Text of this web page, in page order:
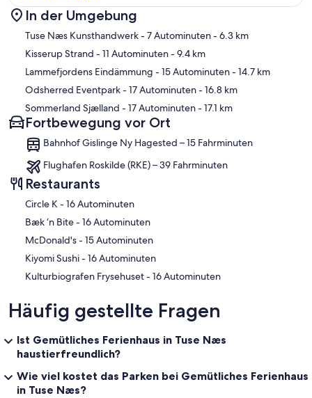
Karte
In der Umgebung
Tuse Næs Kunsthandwerk- 7 Autominuten- 6.3 km
Kisserup Strand - 11 Autominuten- 9.4 km
Lammefjordens Eindämmung - 15 Autominuten- 14.7 km
Odsherred Eventpark- 17 Autominuten- 16.8 km
Sommerland Sjælland - 17 Autominuten- 17.1 km
Fortbewegung vor Ort
Bahnhof Gislinge Ny Hagested – 15 Fahrminuten
Flughafen Roskilde (RKE) – 39 Fahrminuten
Restaurants
‪Circle K - ‬16 Autominuten
‪Bæk ‘n Bite - ‬16 Autominuten
‪McDonald's - ‬15 Autominuten
‪Kiyomi Sushi - ‬16 Autominuten
‪Kulturbiografen Frysehuset - ‬16 Autominuten
Häufig gestellte Fragen
Ist Gemütliches Ferienhaus in Tuse Næs
haustierfreundlich?
Wie viel kostet das Parken bei Gemütliches Ferienhaus
in Tuse Næs?